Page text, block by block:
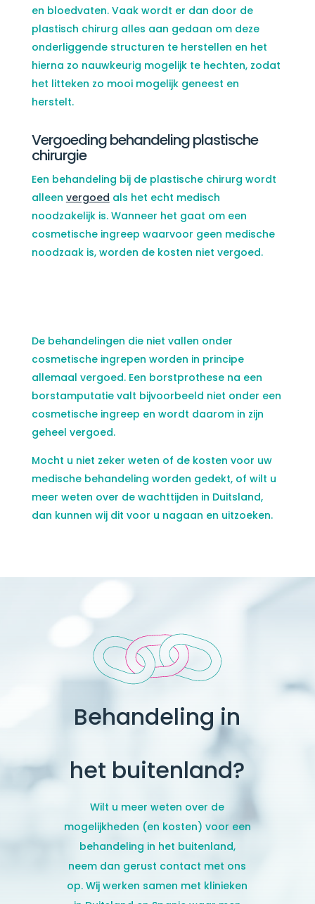
en bloedvaten. Vaak wordt er dan door de
plastisch chirurg alles aan gedaan om deze
onderliggende structuren te herstellen en het
hierna zo nauwkeurig mogelijk te hechten, zodat
het litteken zo mooi mogelijk geneest en
herstelt.
Vergoeding behandeling plastische
chirurgie
Een behandeling bij de plastische chirurg wordt
alleen vergoed als het echt medisch
noodzakelijk is. Wanneer het gaat om een
cosmetische ingreep waarvoor geen medische
noodzaak is, worden de kosten niet vergoed.
De behandelingen die niet vallen onder
cosmetische ingrepen worden in principe
allemaal vergoed. Een borstprothese na een
borstamputatie valt bijvoorbeeld niet onder een
cosmetische ingreep en wordt daarom in zijn
geheel vergoed.
Mocht u niet zeker weten of de kosten voor uw
medische behandeling worden gedekt, of wilt u
meer weten over de wachttijden in Duitsland,
dan kunnen wij dit voor u nagaan en uitzoeken.
Behandeling in
het buitenland?
Wilt u meer weten over de
mogelijkheden (en kosten) voor een
behandeling in het buitenland,
neem dan gerust contact met ons
op. Wij werken samen met klinieken